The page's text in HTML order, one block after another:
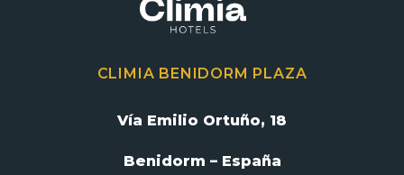
CLIMIA BENIDORM PLAZA
Vía Emilio Ortuño, 18
Benidorm – España